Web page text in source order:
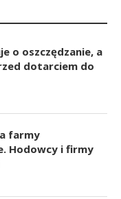
o oszczędzanie, a
dotarciem do
farmy
Hodowcy i firmy